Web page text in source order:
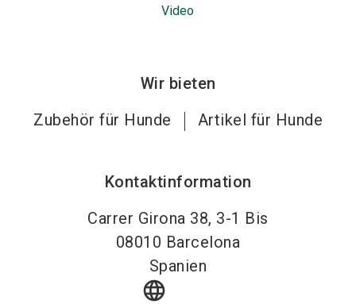
Video
Wir bieten
Zubehör für Hunde
Artikel für Hunde
Kontaktinformation
Carrer Girona 38, 3-1 Bis
08010 Barcelona
Spanien
language